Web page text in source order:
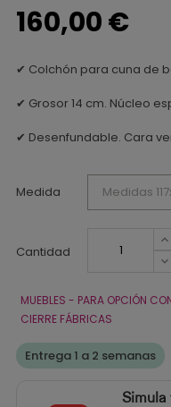
160,00 €
✔ Colchón para cuna de
✔ Grosor 14 cm. Núcleo
✔ Desenfundable. Cara
Medida
Cantidad
MUEBLES - PARA OPCIÓN
CIERRE FÁBRICAS
Entrega 1 a 2 semanas
Simula